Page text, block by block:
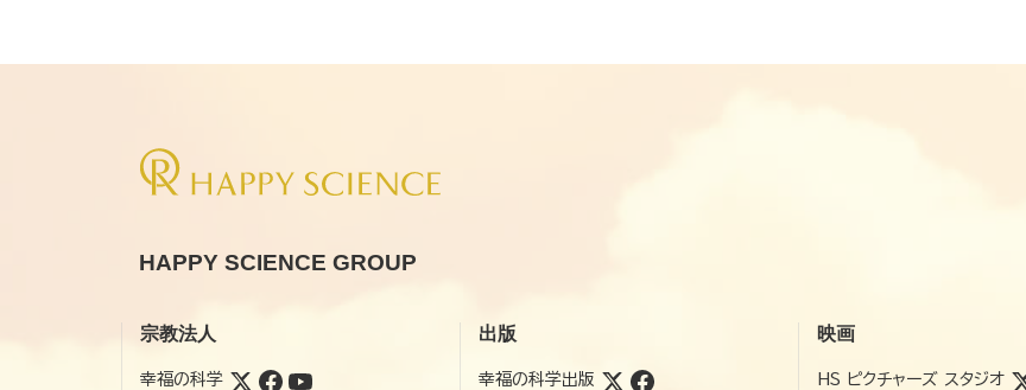
HAPPY SCIENCE GROUP
宗教法人
幸福の科学
出版
幸福の科学出版
映画
HS ピクチャーズ スタジオ